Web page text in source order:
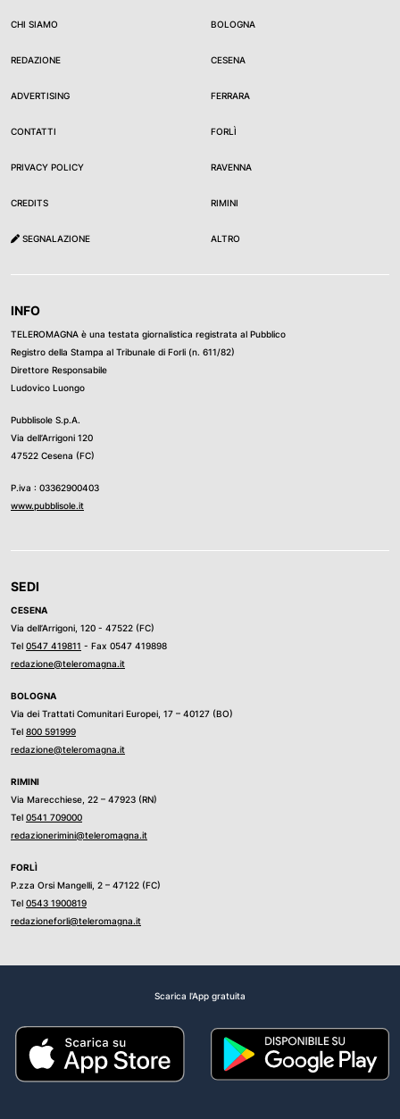
CHI SIAMO
REDAZIONE
ADVERTISING
CONTATTI
PRIVACY POLICY
CREDITS
SEGNALAZIONE
BOLOGNA
CESENA
FERRARA
FORLÌ
RAVENNA
RIMINI
ALTRO
INFO
TELEROMAGNA è una testata giornalistica registrata al Pubblico
Registro della Stampa al Tribunale di Forli (n. 611/82)
Direttore Responsabile
Ludovico Luongo
Pubblisole S.p.A.
Via dell’Arrigoni 120
47522 Cesena (FC)
P.iva : 03362900403
www.pubblisole.it
SEDI
CESENA
Via dell’Arrigoni, 120 - 47522 (FC)
Tel 0547 419811 - Fax 0547 419898
redazione@teleromagna.it
BOLOGNA
Via dei Trattati Comunitari Europei, 17 – 40127 (BO)
Tel 800 591999
redazione@teleromagna.it
RIMINI
Via Marecchiese, 22 – 47923 (RN)
Tel 0541 709000
redazionerimini@teleromagna.it
FORLÌ
P.zza Orsi Mangelli, 2 – 47122 (FC)
Tel 0543 1900819
redazioneforli@teleromagna.it
Scarica l'App gratuita